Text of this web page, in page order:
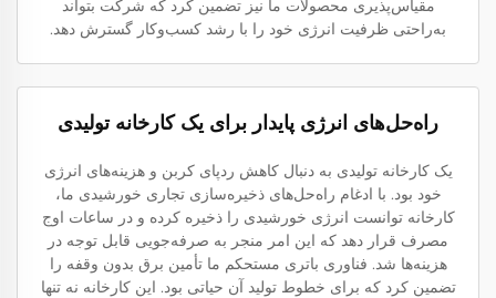
مقیاس‌پذیری محصولات ما نیز تضمین کرد که شرکت بتواند
به‌راحتی ظرفیت انرژی خود را با رشد کسب‌وکار گسترش دهد.
راه‌حل‌های انرژی پایدار برای یک کارخانه تولیدی
یک کارخانه تولیدی به دنبال کاهش ردپای کربن و هزینه‌های انرژی
خود بود. با ادغام راه‌حل‌های ذخیره‌سازی تجاری خورشیدی ما،
کارخانه توانست انرژی خورشیدی را ذخیره کرده و در ساعات اوج
مصرف قرار دهد که این امر منجر به صرفه‌جویی قابل توجه در
هزینه‌ها شد. فناوری باتری مستحکم ما تأمین برق بدون وقفه را
تضمین کرد که برای خطوط تولید آن حیاتی بود. این کارخانه نه تنها